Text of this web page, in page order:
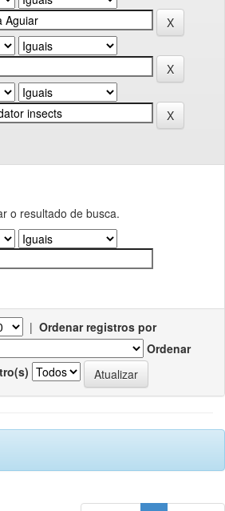
o resultado de busca.
| Ordenar registros por
Ordenar